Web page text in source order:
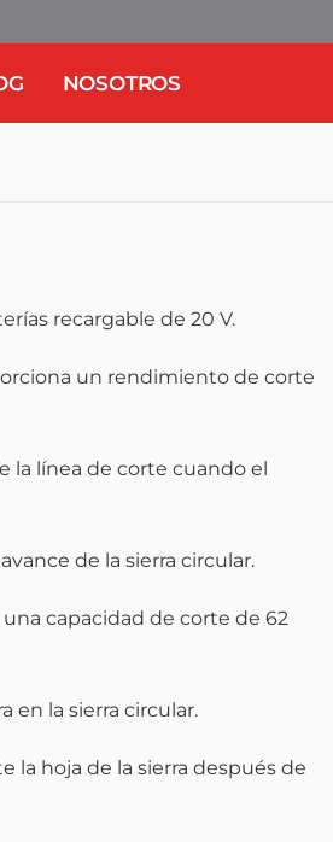
NOSOTROS
recargable de 20 V.
un rendimiento de corte
la línea de corte cuando el
de la sierra circular.
capacidad de corte de 62
en la sierra circular.
la hoja de la sierra después de